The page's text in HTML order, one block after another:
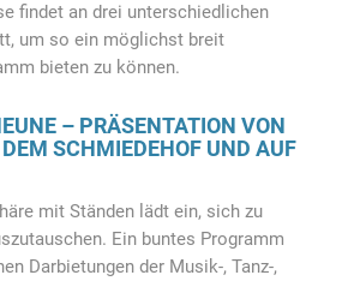
findet an drei unterschiedlichen
um so ein möglichst breit
bieten zu können.
– PRÄSENTATION VON
SCHMIEDEHOF UND AUF
mit Ständen lädt ein, sich zu
Ein buntes Programm
Darbietungen der Musik-, Tanz-,